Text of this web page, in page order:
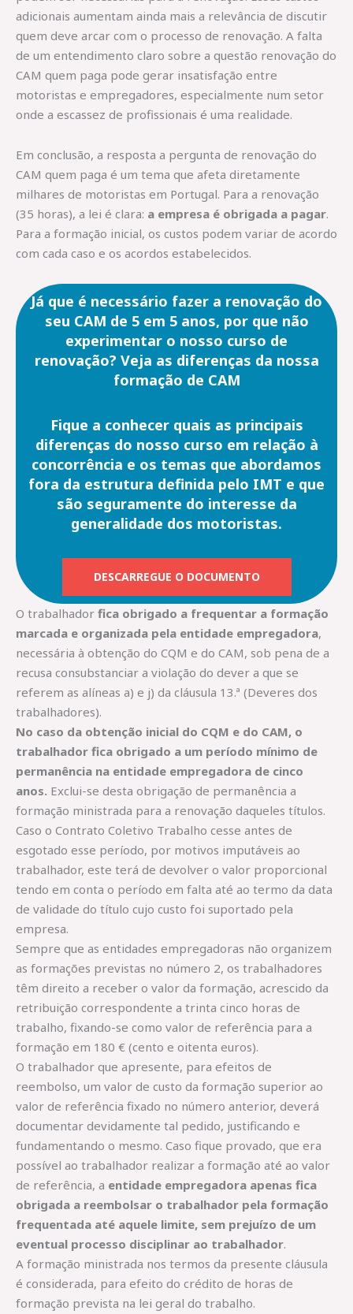
adicionais aumentam ainda mais a relevância de discutir
quem deve arcar com o processo de renovação. A falta
de um entendimento claro sobre a questão renovação do
CAM quem paga pode gerar insatisfação entre
motoristas e empregadores, especialmente num setor
onde a escassez de profissionais é uma realidade.
Em conclusão, a resposta a pergunta de renovação do
CAM quem paga é um tema que afeta diretamente
milhares de motoristas em Portugal. Para a renovação
(35 horas), a lei é clara: a empresa é obrigada a pagar.
Para a formação inicial, os custos podem variar de acordo
com cada caso e os acordos estabelecidos.
Já que é necessário fazer a renovação do
seu CAM de 5 em 5 anos, por que não
experimentar o nosso curso de
renovação? Veja as diferenças da nossa
formação de CAM
Fique a conhecer quais as principais
diferenças do nosso curso em relação à
concorrência e os temas que abordamos
fora da estrutura definida pelo IMT e que
são seguramente do interesse da
generalidade dos motoristas.
DESCARREGUE O DOCUMENTO
O trabalhador fica obrigado a frequentar a formação
marcada e organizada pela entidade empregadora,
necessária à obtenção do CQM e do CAM, sob pena de a
recusa consubstanciar a violação do dever a que se
referem as alíneas a) e j) da cláusula 13.ª (Deveres dos
trabalhadores).
No caso da obtenção inicial do CQM e do CAM, o
trabalhador fica obrigado a um período mínimo de
permanência na entidade empregadora de cinco
anos. Exclui-se desta obrigação de permanência a
formação ministrada para a renovação daqueles títulos.
Caso o Contrato Coletivo Trabalho cesse antes de
esgotado esse período, por motivos imputáveis ao
trabalhador, este terá de devolver o valor proporcional
tendo em conta o período em falta até ao termo da data
de validade do título cujo custo foi suportado pela
empresa.
Sempre que as entidades empregadoras não organizem
as formações previstas no número 2, os trabalhadores
têm direito a receber o valor da formação, acrescido da
retribuição correspondente a trinta cinco horas de
trabalho, fixando-se como valor de referência para a
formação em 180 € (cento e oitenta euros).
O trabalhador que apresente, para efeitos de
reembolso, um valor de custo da formação superior ao
valor de referência fixado no número anterior, deverá
documentar devidamente tal pedido, justificando e
fundamentando o mesmo. Caso fique provado, que era
possível ao trabalhador realizar a formação até ao valor
de referência, a entidade empregadora apenas fica
obrigada a reembolsar o trabalhador pela formação
frequentada até aquele limite, sem prejuízo de um
eventual processo disciplinar ao trabalhador.
A formação ministrada nos termos da presente cláusula
é considerada, para efeito do crédito de horas de
formação prevista na lei geral do trabalho.